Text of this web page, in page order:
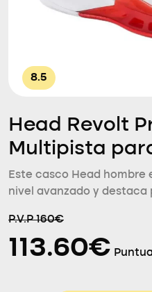
8.5
Head Revolt
Multipista
Este casco Head hombre
nivel avanzado y destaca
P.V.P 160€
113.60€